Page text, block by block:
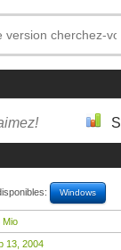
Windows
Mio
13, 2004